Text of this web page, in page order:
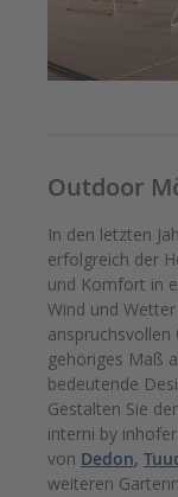
Outdoor
In den letzten
erfolgreich der
und Komfort in
Wind und
gehöriges Maß
bedeutende
Gestalten Sie
interni by
von Dedon,
weiteren